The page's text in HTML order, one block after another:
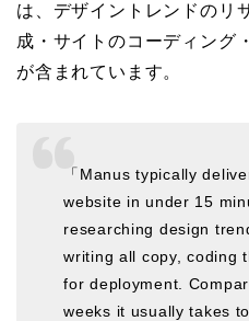
は、デザイントレンドのリ
成・サイトのコーディング
が含まれています。
「Manus typically
website in under 15
researching design
writing all copy, coding
for deployment.
weeks it usually takes